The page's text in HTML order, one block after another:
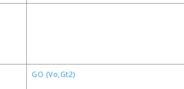
GO (Vo,Gt2)